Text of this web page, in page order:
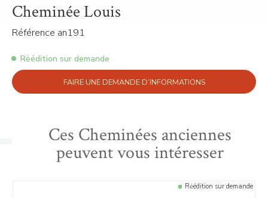
Cheminée Louis
Référence an191
Rėédition sur demande
FAIRE UNE DEMANDE D’INFORMATIONS
Ces Cheminées anciennes
peuvent vous intéresser
Rėédition sur demande